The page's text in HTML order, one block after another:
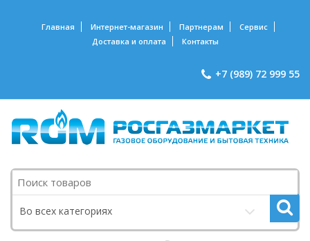
Главная Интернет-магазин Партнерам
Сервис
Доставка и оплата
Контакты
+7 (989) 72 999 55
Поиск
Во всех категориях